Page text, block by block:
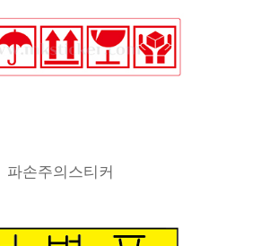
파손주의스티커